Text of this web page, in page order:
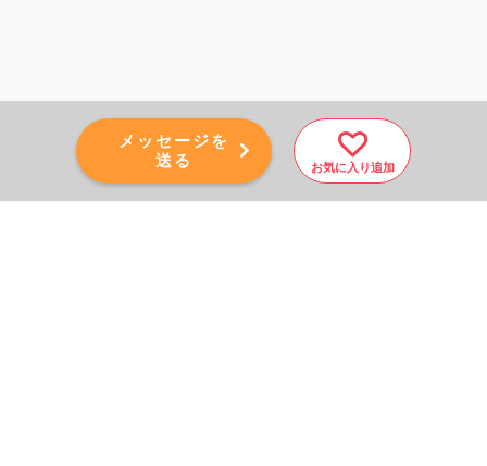
メッセージを
送る
お気に入り追加